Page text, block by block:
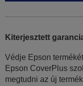
Kiterjesztett
Védje Epson
Epson CoverPlus
megtudni az új